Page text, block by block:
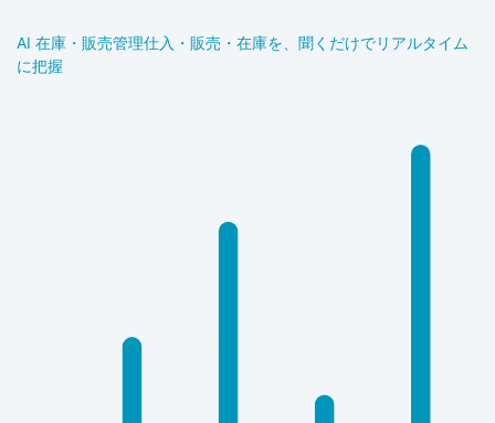
AI 在庫・販売管理仕入・販売・在庫を、聞くだけでリアルタイム
に把握